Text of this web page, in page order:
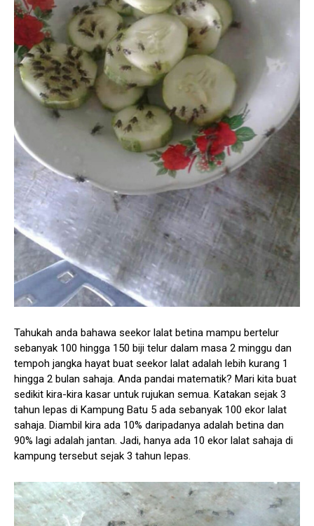
Tahukah anda bahawa seekor lalat betina mampu bertelur
sebanyak 100 hingga 150 biji telur dalam masa 2 minggu dan
tempoh jangka hayat buat seekor lalat adalah lebih kurang 1
hingga 2 bulan sahaja. Anda pandai matematik? Mari kita buat
sedikit kira-kira kasar untuk rujukan semua. Katakan sejak 3
tahun lepas di Kampung Batu 5 ada sebanyak 100 ekor lalat
sahaja. Diambil kira ada 10% daripadanya adalah betina dan
90% lagi adalah jantan. Jadi, hanya ada 10 ekor lalat sahaja di
kampung tersebut sejak 3 tahun lepas.